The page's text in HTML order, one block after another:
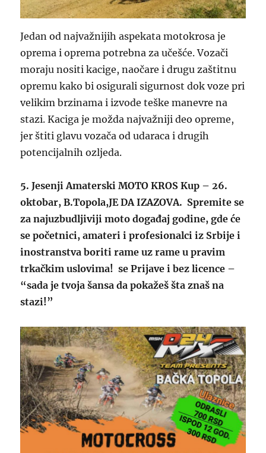
Jedan od najvažnijih aspekata motokrosa je
oprema i oprema potrebna za učešće. Vozači
moraju nositi kacige, naočare i drugu zaštitnu
opremu kako bi osigurali sigurnost dok voze pri
velikim brzinama i izvode teške manevre na
stazi. Kaciga je možda najvažniji deo opreme,
jer štiti glavu vozača od udaraca i drugih
potencijalnih ozljeda.
5. Jesenji Amaterski MOTO KROS Kup – 26.
oktobar, B.Topola,JE DA IZAZOVA. Spremite se
za najuzbudljiviji moto događaj godine, gde će
se početnici, amateri i profesionalci iz Srbije i
inostranstva boriti rame uz rame u pravim
trkačkim uslovima! se Prijave i bez licence –
“sada je tvoja šansa da pokažeš šta znaš na
stazi!”